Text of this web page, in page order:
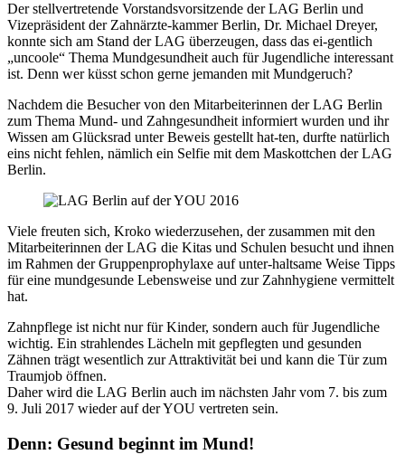
Der stellvertretende Vorstandsvorsitzende der LAG Berlin und
Vizepräsident der Zahnärzte-kammer Berlin, Dr. Michael Dreyer,
konnte sich am Stand der LAG überzeugen, dass das ei-gentlich
„uncoole“ Thema Mundgesundheit auch für Jugendliche interessant
ist. Denn wer küsst schon gerne jemanden mit Mundgeruch?
Nachdem die Besucher von den Mitarbeiterinnen der LAG Berlin
zum Thema Mund- und Zahngesundheit informiert wurden und ihr
Wissen am Glücksrad unter Beweis gestellt hat-ten, durfte natürlich
eins nicht fehlen, nämlich ein Selfie mit dem Maskottchen der LAG
Berlin.
Viele freuten sich, Kroko wiederzusehen, der zusammen mit den
Mitarbeiterinnen der LAG die Kitas und Schulen besucht und ihnen
im Rahmen der Gruppenprophylaxe auf unter-haltsame Weise Tipps
für eine mundgesunde Lebensweise und zur Zahnhygiene vermittelt
hat.
Zahnpflege ist nicht nur für Kinder, sondern auch für Jugendliche
wichtig. Ein strahlendes Lächeln mit gepflegten und gesunden
Zähnen trägt wesentlich zur Attraktivität bei und kann die Tür zum
Traumjob öffnen.
Daher wird die LAG Berlin auch im nächsten Jahr vom 7. bis zum
9. Juli 2017 wieder auf der YOU vertreten sein.
Denn: Gesund beginnt im Mund!